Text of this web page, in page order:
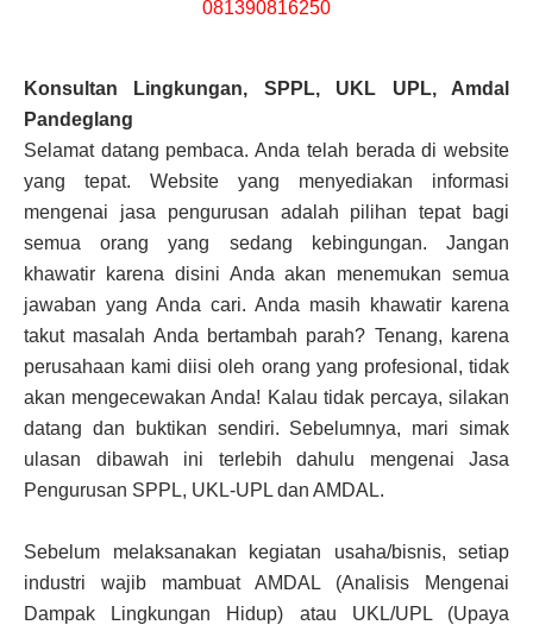
081390816250
Konsultan Lingkungan, SPPL, UKL UPL, Amdal
Pandeglang
Selamat datang pembaca. Anda telah berada di website
yang tepat. Website yang menyediakan informasi
mengenai jasa pengurusan adalah pilihan tepat bagi
semua orang yang sedang kebingungan. Jangan
khawatir karena disini Anda akan menemukan semua
jawaban yang Anda cari. Anda masih khawatir karena
takut masalah Anda bertambah parah? Tenang, karena
perusahaan kami diisi oleh orang yang profesional, tidak
akan mengecewakan Anda! Kalau tidak percaya, silakan
datang dan buktikan sendiri. Sebelumnya, mari simak
ulasan dibawah ini terlebih dahulu mengenai Jasa
Pengurusan SPPL, UKL-UPL dan AMDAL.
Sebelum melaksanakan kegiatan usaha/bisnis, setiap
industri wajib mambuat AMDAL (Analisis Mengenai
Dampak Lingkungan Hidup) atau UKL/UPL (Upaya